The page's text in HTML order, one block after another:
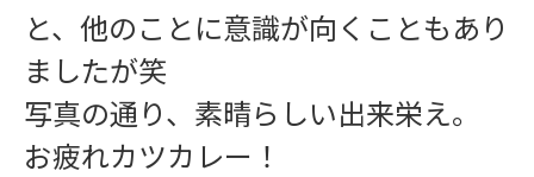
と、他のことに意識が向くこともあり
ましたが笑
写真の通り、素晴らしい出来栄え。
お疲れカツカレー！